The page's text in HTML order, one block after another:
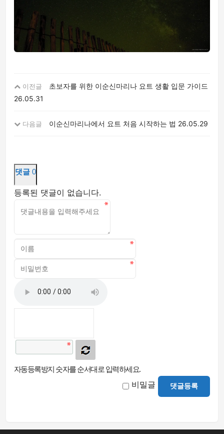
이전글
초보자를 위한 이순신마리나 요트 생활 입문 가이드
26.05.31
다음글 이순신마리나에서 요트 처음 시작하는 법 26.05.29
댓글 0
등록된 댓글이 없습니다.
자동등록방지 숫자를 순서대로 입력하세요.
비밀글 댓글등록